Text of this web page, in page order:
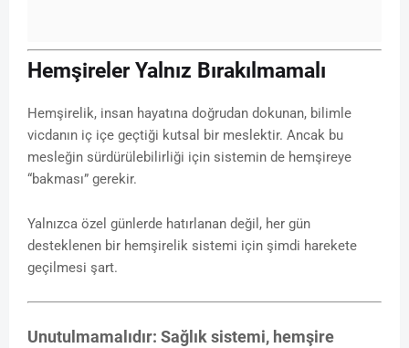
Hemşireler Yalnız Bırakılmamalı
Hemşirelik, insan hayatına doğrudan dokunan, bilimle
vicdanın iç içe geçtiği kutsal bir meslektir. Ancak bu
mesleğin sürdürülebilirliği için sistemin de hemşireye
“bakması” gerekir.
Yalnızca özel günlerde hatırlanan değil, her gün
desteklenen bir hemşirelik sistemi için şimdi harekete
geçilmesi şart.
Unutulmamalıdır: Sağlık sistemi, hemşire